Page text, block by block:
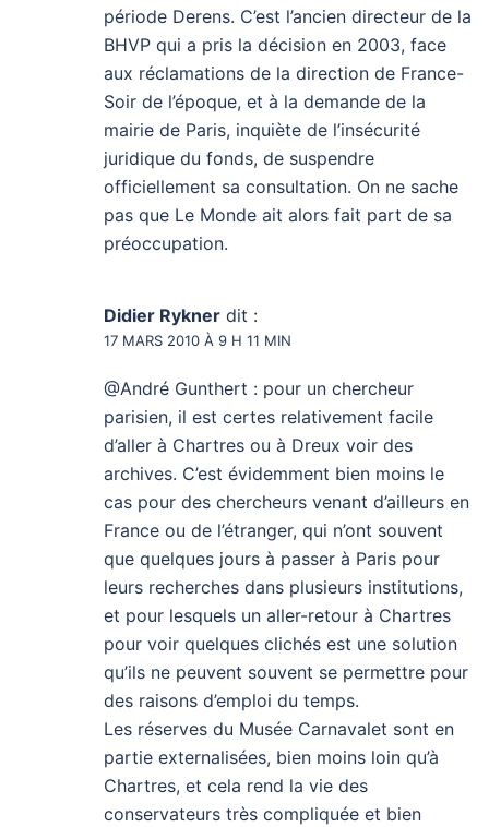
période Derens. C’est l’ancien directeur de la
BHVP qui a pris la décision en 2003, face
aux réclamations de la direction de France-
Soir de l’époque, et à la demande de la
mairie de Paris, inquiète de l’insécurité
juridique du fonds, de suspendre
officiellement sa consultation. On ne sache
pas que Le Monde ait alors fait part de sa
préoccupation.
Didier Rykner dit :
17 MARS 2010 À 9 H 11 MIN
@André Gunthert : pour un chercheur
parisien, il est certes relativement facile
d’aller à Chartres ou à Dreux voir des
archives. C’est évidemment bien moins le
cas pour des chercheurs venant d’ailleurs en
France ou de l’étranger, qui n’ont souvent
que quelques jours à passer à Paris pour
leurs recherches dans plusieurs institutions,
et pour lesquels un aller-retour à Chartres
pour voir quelques clichés est une solution
qu’ils ne peuvent souvent se permettre pour
des raisons d’emploi du temps.
Les réserves du Musée Carnavalet sont en
partie externalisées, bien moins loin qu’à
Chartres, et cela rend la vie des
conservateurs très compliquée et bien